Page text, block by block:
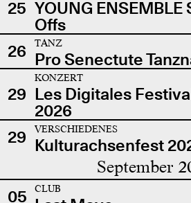
25 YOUNG ENSEMBLE
Offs
26
TANZ
Pro Senectute
29
KONZERT
Les Digitales
2026
29 VERSCHIEDENES
Kulturachsenfest
September
05 CLUB